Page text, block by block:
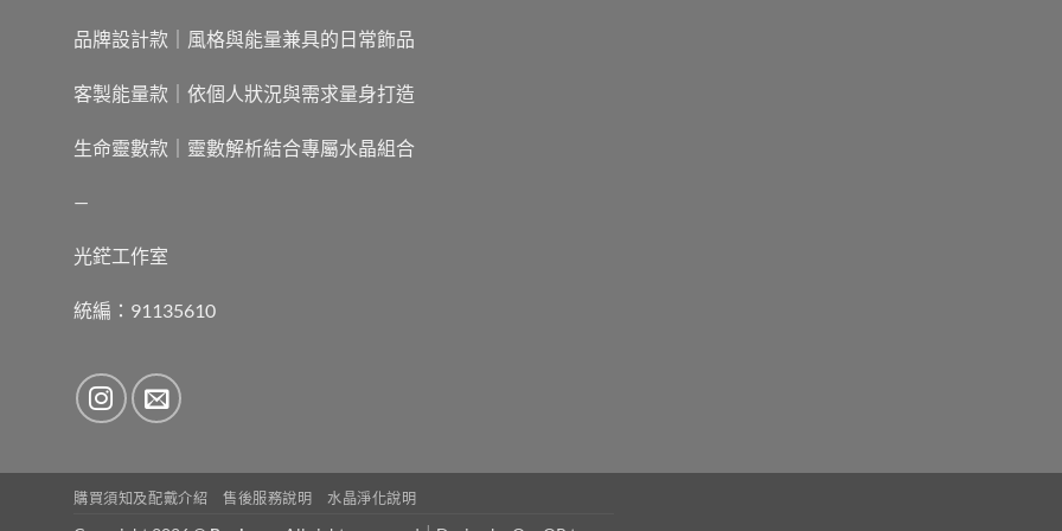
品牌設計款｜風格與能量兼具的日常飾品
客製能量款｜依個人狀況與需求量身打造
生命靈數款｜靈數解析結合專屬水晶組合
—
光鋩工作室
統編：91135610
購買須知及配戴介紹 售後服務說明 水晶淨化說明